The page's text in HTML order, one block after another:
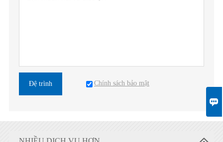

Đệ trình Chính sách bảo mật